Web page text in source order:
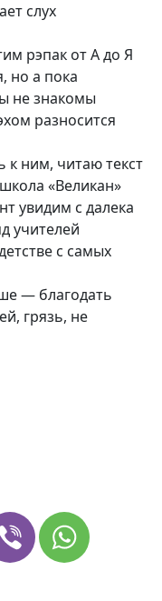
слух
рэпак от А до Я
но а пока
не знакомы
разносится
к ним, читаю текст
«Великан»
увидим с далека
учителей
с самых
— благодать
грязь, не